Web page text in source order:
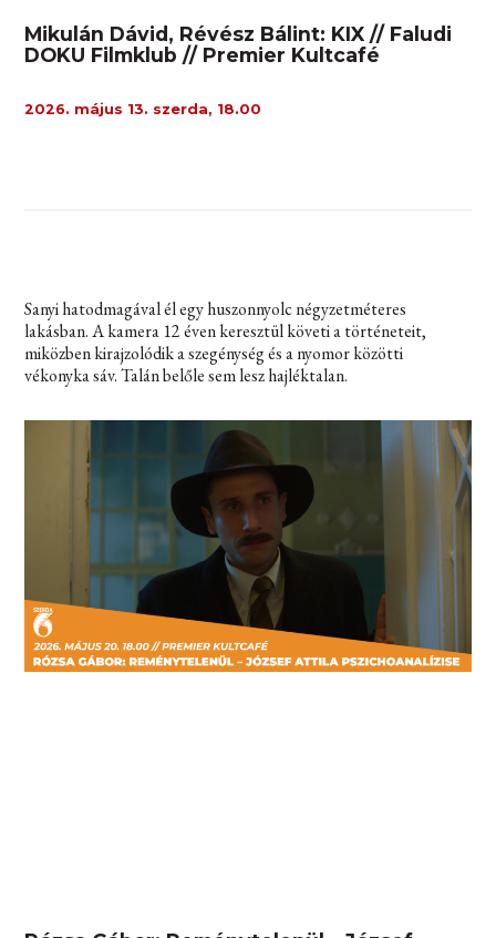
Mikulán Dávid, Révész Bálint: KIX // Faludi
DOKU Filmklub // Premier Kultcafé
2026. május 13. szerda, 18.00
Sanyi hatodmagával él egy huszonnyolc négyzetméteres
lakásban. A kamera 12 éven keresztül követi a történeteit,
miközben kirajzolódik a szegénység és a nyomor közötti
vékonyka sáv. Talán belőle sem lesz hajléktalan.